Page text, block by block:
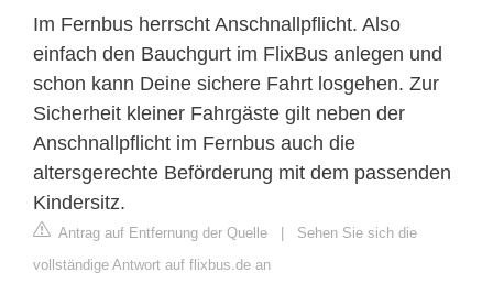
Im Fernbus herrscht Anschnallpflicht. Also
einfach den Bauchgurt im FlixBus anlegen und
schon kann Deine sichere Fahrt losgehen. Zur
Sicherheit kleiner Fahrgäste gilt neben der
Anschnallpflicht im Fernbus auch die
altersgerechte Beförderung mit dem passenden
Kindersitz.
Antrag auf Entfernung der Quelle | Sehen Sie sich die
vollständige Antwort auf flixbus.de an